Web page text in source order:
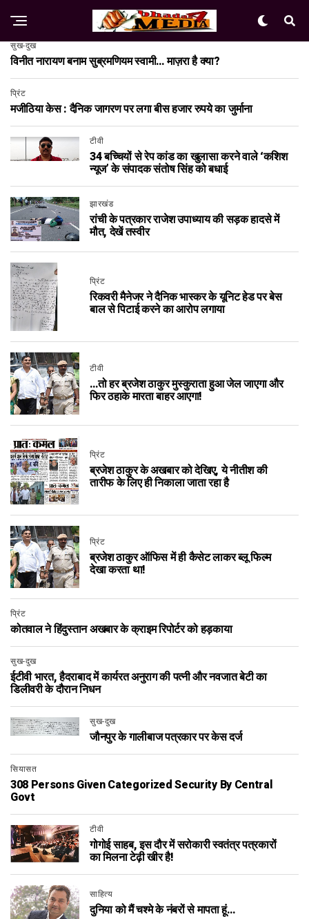
सुख-दुख
विनीत नारायण बनाम सुब्रमणियम स्वामी… माज़रा है क्या?
प्रिंट
मजीठिया केस : दैनिक जागरण पर लगा बीस हजार रुपये का जुर्माना
टीवी
34 बच्चियों से रेप कांड का खुलासा करने वाले ‘कशिश
न्यूज’ के संपादक संतोष सिंह को बधाई
झारखंड
रांची के पत्रकार राजेश उपाध्याय की सड़क हादसे में
मौत, देखें तस्वीर
प्रिंट
रिकवरी मैनेजर ने दैनिक भास्कर के यूनिट हेड पर बेस
बाल से पिटाई करने का आरोप लगाया
टीवी
…तो हर ब्रजेश ठाकुर मुस्कुराता हुआ जेल जाएगा और
फिर ठहाके मारता बाहर आएगा!
प्रिंट
ब्रजेश ठाकुर के अखबार को देखिए, ये नीतीश की
तारीफ के लिए ही निकाला जाता रहा है
प्रिंट
ब्रजेश ठाकुर ऑफिस में ही कैसेट लाकर ब्लू फिल्म
देखा करता था!
प्रिंट
कोतवाल ने हिंदुस्तान अखबार के क्राइम रिपोर्टर को हड़काया
सुख-दुख
ईटीवी भारत, हैदराबाद में कार्यरत अनुराग की पत्नी और नवजात बेटी का
डिलीवरी के दौरान निधन
सुख-दुख
जौनपुर के गालीबाज पत्रकार पर केस दर्ज
सियासत
308 Persons Given Categorized Security By Central
Govt
टीवी
गोगोई साहब, इस दौर में सरोकारी स्वतंत्र पत्रकारों
का मिलना टेढ़ी खीर है!
साहित्य
दुनिया को मैं चश्मे के नंबरों से मापता हूं…